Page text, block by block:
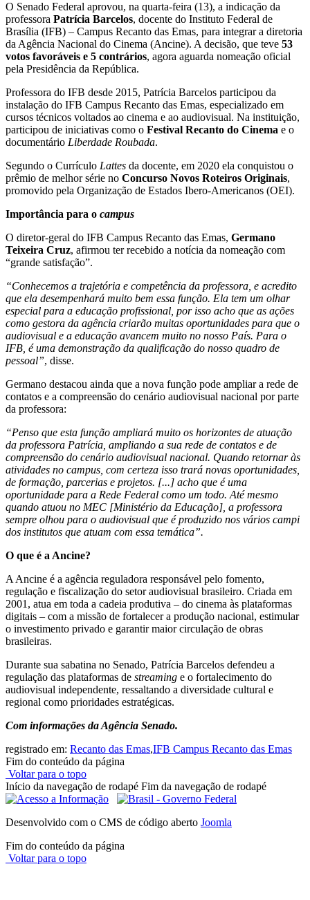
O Senado Federal aprovou, na quarta-feira (13), a indicação da
professora Patrícia Barcelos, docente do Instituto Federal de
Brasília (IFB) – Campus Recanto das Emas, para integrar a diretoria
da Agência Nacional do Cinema (Ancine). A decisão, que teve 53
votos favoráveis e 5 contrários, agora aguarda nomeação oficial
pela Presidência da República.
Professora do IFB desde 2015, Patrícia Barcelos participou da
instalação do IFB Campus Recanto das Emas, especializado em
cursos técnicos voltados ao cinema e ao audiovisual. Na instituição,
participou de iniciativas como o Festival Recanto do Cinema e o
documentário Liberdade Roubada.
Segundo o Currículo Lattes da docente, em 2020 ela conquistou o
prêmio de melhor série no Concurso Novos Roteiros Originais,
promovido pela Organização de Estados Ibero-Americanos (OEI).
Importância para o campus
O diretor-geral do IFB Campus Recanto das Emas, Germano
Teixeira Cruz, afirmou ter recebido a notícia da nomeação com
“grande satisfação”.
“Conhecemos a trajetória e competência da professora, e acredito
que ela desempenhará muito bem essa função. Ela tem um olhar
especial para a educação profissional, por isso acho que as ações
como gestora da agência criarão muitas oportunidades para que o
audiovisual e a educação avancem muito no nosso País. Para o
IFB, é uma demonstração da qualificação do nosso quadro de
pessoal”, disse.
Germano destacou ainda que a nova função pode ampliar a rede de
contatos e a compreensão do cenário audiovisual nacional por parte
da professora:
“Penso que esta função ampliará muito os horizontes de atuação
da professora Patrícia, ampliando a sua rede de contatos e de
compreensão do cenário audiovisual nacional. Quando retornar às
atividades no campus, com certeza isso trará novas oportunidades,
de formação, parcerias e projetos. [...] acho que é uma
oportunidade para a Rede Federal como um todo. Até mesmo
quando atuou no MEC [Ministério da Educação], a professora
sempre olhou para o audiovisual que é produzido nos vários campi
dos institutos que atuam com essa temática”.
O que é a Ancine?
A Ancine é a agência reguladora responsável pelo fomento,
regulação e fiscalização do setor audiovisual brasileiro. Criada em
2001, atua em toda a cadeia produtiva – do cinema às plataformas
digitais – com a missão de fortalecer a produção nacional, estimular
o investimento privado e garantir maior circulação de obras
brasileiras.
Durante sua sabatina no Senado, Patrícia Barcelos defendeu a
regulação das plataformas de streaming e o fortalecimento do
audiovisual independente, ressaltando a diversidade cultural e
regional como prioridades estratégicas.
Com informações da Agência Senado.
registrado em: Recanto das Emas,IFB Campus Recanto das Emas
Fim do conteúdo da página
Voltar para o topo
Início da navegação de rodapé Fim da navegação de rodapé
Desenvolvido com o CMS de código aberto Joomla
Fim do conteúdo da página
Voltar para o topo